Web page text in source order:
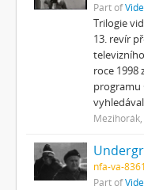
Part of
Trilogie
13. revír
roce 1998
programu
nfa-va-
Part of